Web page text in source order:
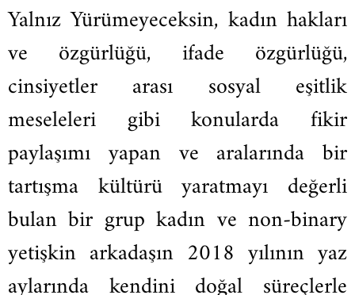
Yalnız Yürümeyeceksin, kadın hakları
ve özgürlüğü, ifade özgürlüğü,
cinsiyetler arası sosyal eşitlik
meseleleri gibi konularda fikir
paylaşımı yapan ve aralarında bir
tartışma kültürü yaratmayı değerli
bulan bir grup kadın ve non-binary
yetişkin arkadaşın 2018 yılının yaz
aylarında kendini doğal süreçlerle